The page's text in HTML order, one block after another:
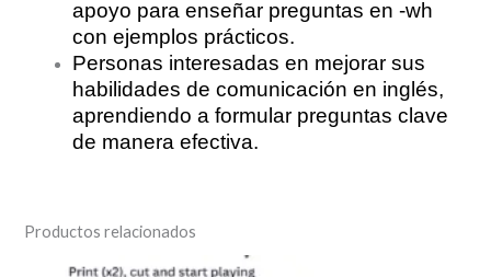
apoyo para enseñar preguntas en -wh
con ejemplos prácticos.
Personas interesadas en mejorar sus
habilidades de comunicación en inglés,
aprendiendo a formular preguntas clave
de manera efectiva.
Productos relacionados